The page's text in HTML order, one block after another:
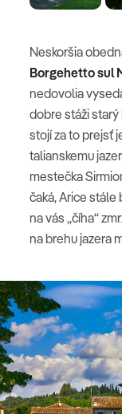
Neskoršia
Borgehetto sul
nedovolia
dobre stáži starý
stojí za to prejsť
talianskemu
mestečka
čaká, Arice
na vás „číha“
na brehu jazera